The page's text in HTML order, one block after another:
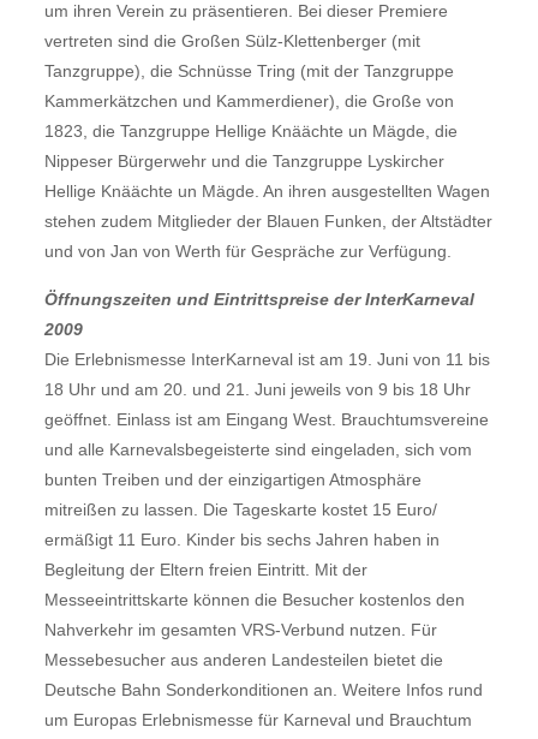
um ihren Verein zu präsentieren. Bei dieser Premiere
vertreten sind die Großen Sülz-Klettenberger (mit
Tanzgruppe), die Schnüsse Tring (mit der Tanzgruppe
Kammerkätzchen und Kammerdiener), die Große von
1823, die Tanzgruppe Hellige Knäächte un Mägde, die
Nippeser Bürgerwehr und die Tanzgruppe Lyskircher
Hellige Knäächte un Mägde. An ihren ausgestellten Wagen
stehen zudem Mitglieder der Blauen Funken, der Altstädter
und von Jan von Werth für Gespräche zur Verfügung.
Öffnungszeiten und Eintrittspreise der InterKarneval
2009
Die Erlebnismesse InterKarneval ist am 19. Juni von 11 bis
18 Uhr und am 20. und 21. Juni jeweils von 9 bis 18 Uhr
geöffnet. Einlass ist am Eingang West. Brauchtumsvereine
und alle Karnevalsbegeisterte sind eingeladen, sich vom
bunten Treiben und der einzigartigen Atmosphäre
mitreißen zu lassen. Die Tageskarte kostet 15 Euro/
ermäßigt 11 Euro. Kinder bis sechs Jahren haben in
Begleitung der Eltern freien Eintritt. Mit der
Messeeintrittskarte können die Besucher kostenlos den
Nahverkehr im gesamten VRS-Verbund nutzen. Für
Messebesucher aus anderen Landesteilen bietet die
Deutsche Bahn Sonderkonditionen an. Weitere Infos rund
um Europas Erlebnismesse für Karneval und Brauchtum